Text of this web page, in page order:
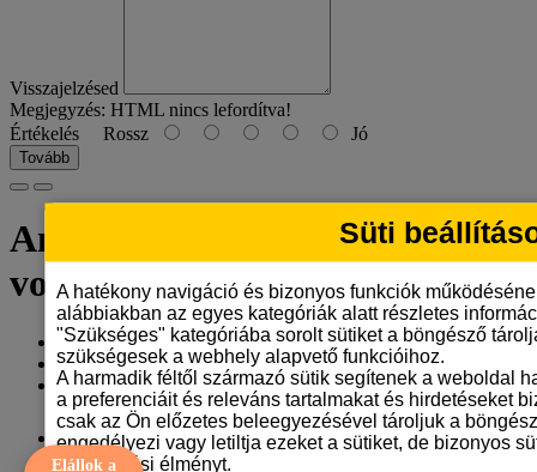
Visszajelzésed
Megjegyzés: HTML nincs lefordítva!
Értékelés Rossz Jó
Tovább
Angol szetter bögre -
vonalrajzos
Gyártó:Tangerine Design
Model: angol-szetter-bogre-vonalrajz
Elérhetőség: 7
3.290 Ft
Elállok a
Süti
A hatékony navigáció és bizonyos funkciók
alábbiakban az egyes kategóriák alatt részletes
"Szükséges" kategóriába sorolt sütiket a böngésző
szükségesek a webhely alapvető funkcióihoz.
A harmadik féltől származó sütik segítenek a weboldal
a preferenciáit és releváns tartalmakat és hirdetéseket
csak az Ön előzetes beleegyezésével tároljuk a
engedélyezi vagy letiltja ezeket a sütiket, de bizonyos
böngészési élményt.